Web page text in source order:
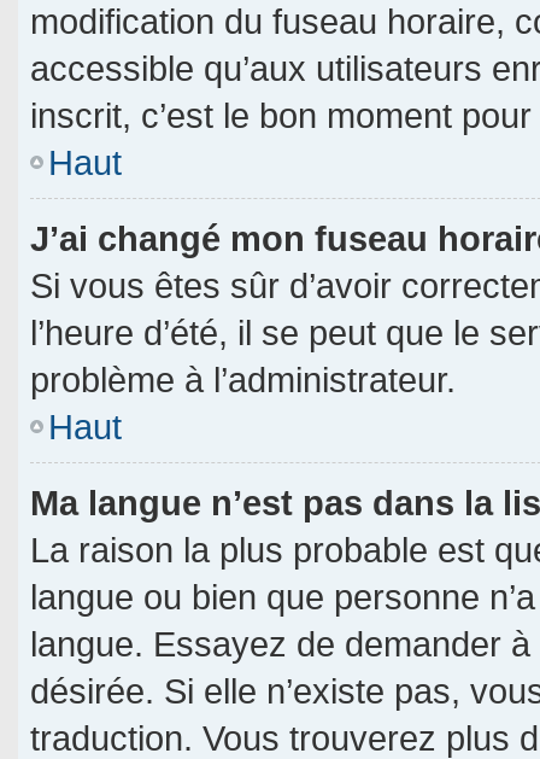
modification du fuseau horaire,
accessible qu’aux utilisateurs
inscrit, c’est le bon moment
Haut
J’ai changé mon fuseau
Si vous êtes sûr d’avoir
l’heure d’été, il se peut que le
problème à l’administrateur.
Haut
Ma langue n’est pas dans la
La raison la plus probable est
langue ou bien que personne
langue. Essayez de demander à
désirée. Si elle n’existe pas,
traduction. Vous trouverez plus